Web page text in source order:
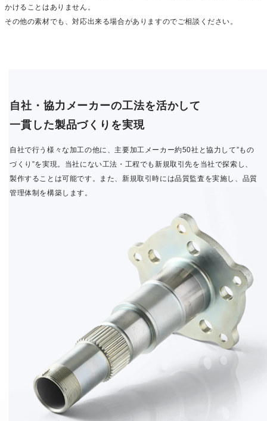
かけることはありません。
その他の素材でも、対応出来る場合がありますのでご相談ください。
自社・協力メーカーの工法を活かして
一貫した製品づくりを実現
自社で行う様々な加工の他に、主要加工メーカー約50社と協力して”もの
づくり”を実現。当社にない工法・工程でも新規取引先を当社で探索し、
製作することは可能です。また、新規取引時には品質監査を実施し、品質
管理体制を構築します。